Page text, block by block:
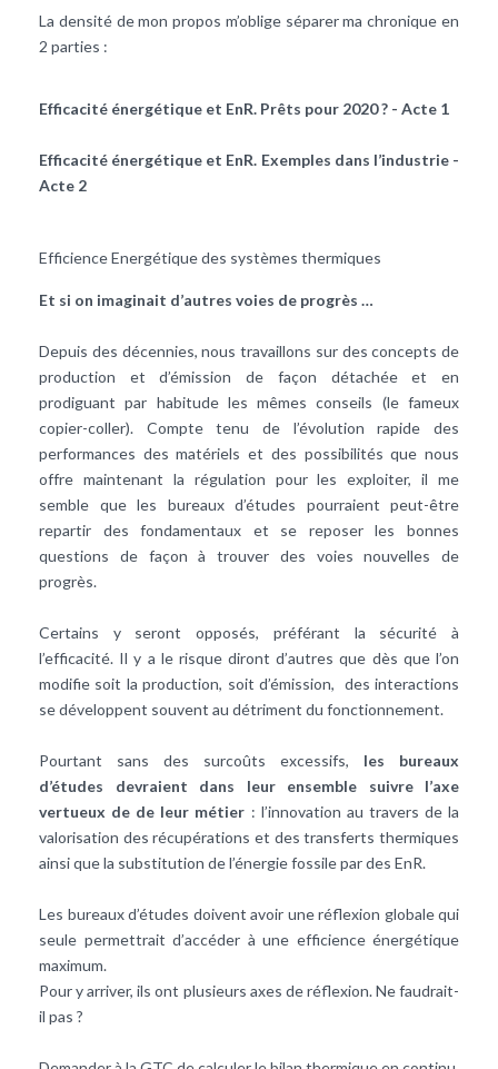
La densité de mon propos m’oblige séparer ma chronique en
2 parties :
Efficacité énergétique et EnR. Prêts pour 2020 ? - Acte 1
Efficacité énergétique et EnR. Exemples dans l’industrie -
Acte 2
Efficience Energétique des systèmes thermiques
Et si on imaginait d’autres voies de progrès …
Depuis des décennies, nous travaillons sur des concepts de
production et d’émission de façon détachée et en
prodiguant par habitude les mêmes conseils (le fameux
copier-coller). Compte tenu de l’évolution rapide des
performances des matériels et des possibilités que nous
offre maintenant la régulation pour les exploiter, il me
semble que les bureaux d’études pourraient peut-être
repartir des fondamentaux et se reposer les bonnes
questions de façon à trouver des voies nouvelles de
progrès.
Certains y seront opposés, préférant la sécurité à
l’efficacité. Il y a le risque diront d’autres que dès que l’on
modifie soit la production, soit d’émission, des interactions
se développent souvent au détriment du fonctionnement.
Pourtant sans des surcoûts excessifs, les bureaux
d’études devraient dans leur ensemble suivre l’axe
vertueux de de leur métier : l’innovation au travers de la
valorisation des récupérations et des transferts thermiques
ainsi que la substitution de l’énergie fossile par des EnR.
Les bureaux d’études doivent avoir une réflexion globale qui
seule permettrait d’accéder à une efficience énergétique
maximum.
Pour y arriver, ils ont plusieurs axes de réflexion. Ne faudrait-
il pas ?